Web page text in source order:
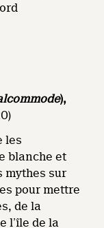
),
les
blanche et
mythes sur
pour mettre
de la
l’île de la